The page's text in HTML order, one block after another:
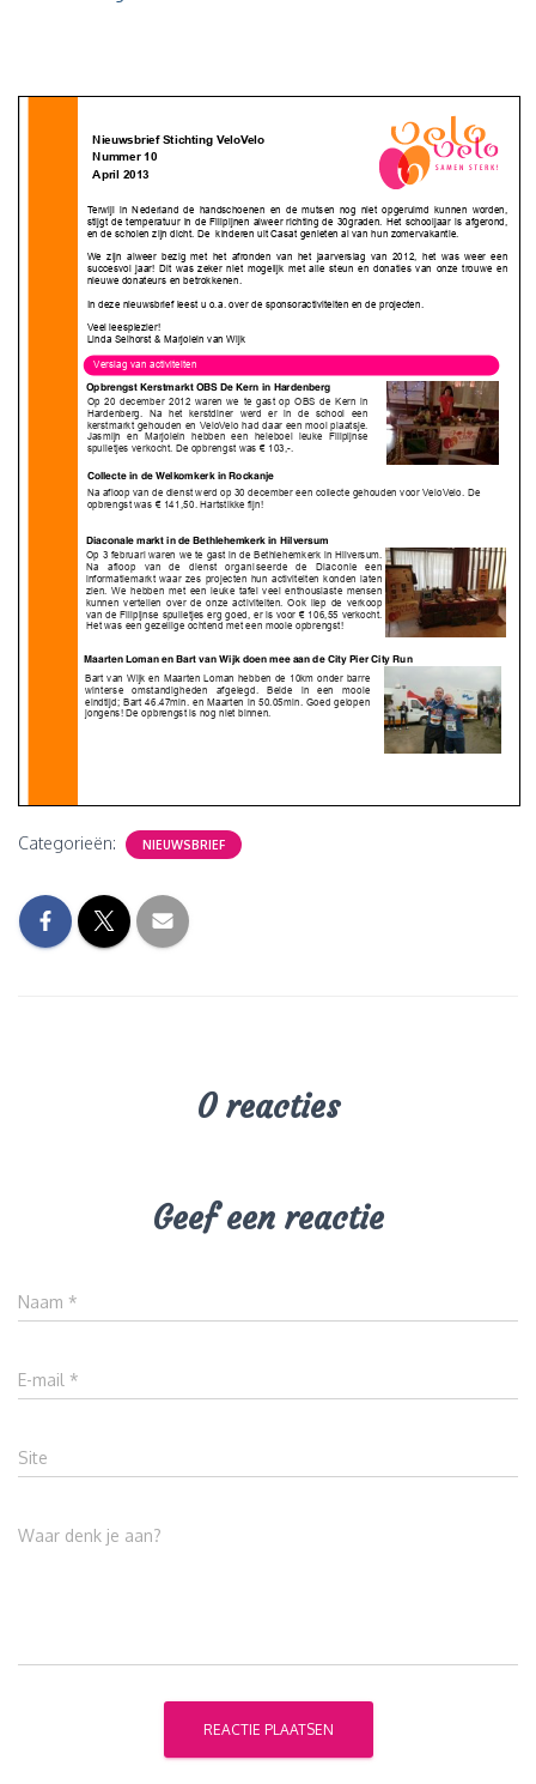
Categorieën: NIEUWSBRIEF
0 reacties
Geef een reactie
Naam *
E-mail *
Site
Waar denk je aan?